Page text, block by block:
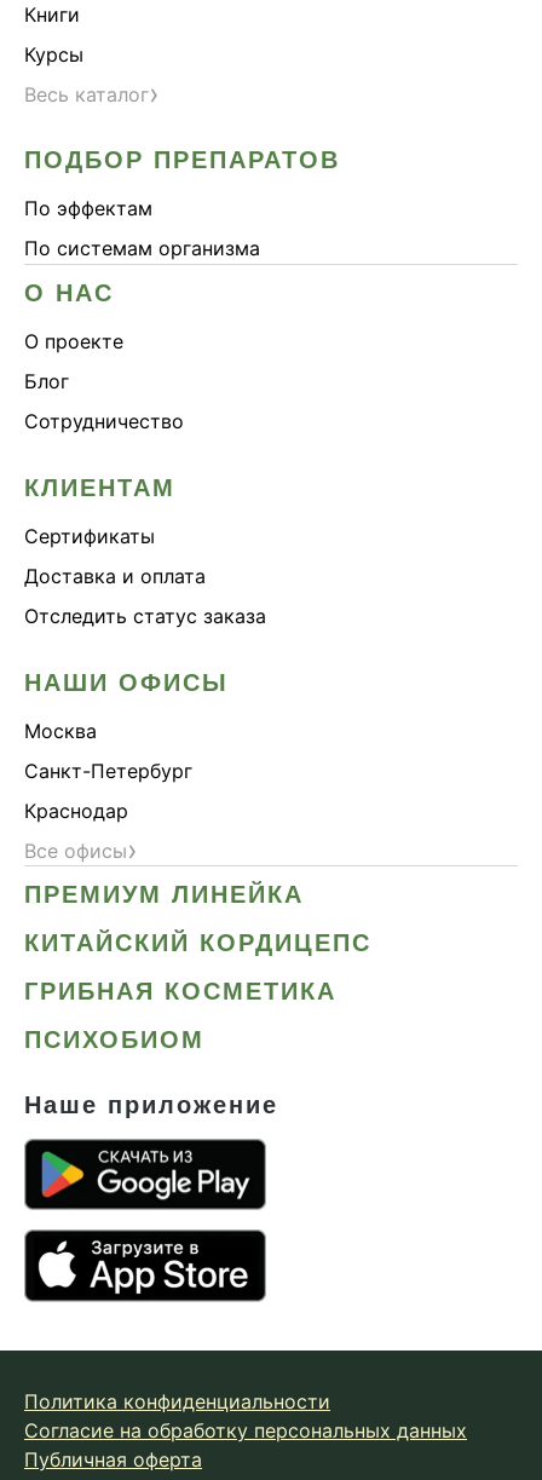
Книги
Курсы
Весь каталог›
ПОДБОР ПРЕПАРАТОВ
По эффектам
По системам организма
О НАС
О проекте
Блог
Сотрудничество
КЛИЕНТАМ
Сертификаты
Доставка и оплата
Отследить статус заказа
НАШИ ОФИСЫ
Москва
Санкт-Петербург
Краснодар
Все офисы›
ПРЕМИУМ ЛИНЕЙКА
КИТАЙСКИЙ КОРДИЦЕПС
ГРИБНАЯ КОСМЕТИКА
ПСИХОБИОМ
Наше приложение
Политика конфиденциальности
Согласие на обработку персональных данных
Публичная оферта